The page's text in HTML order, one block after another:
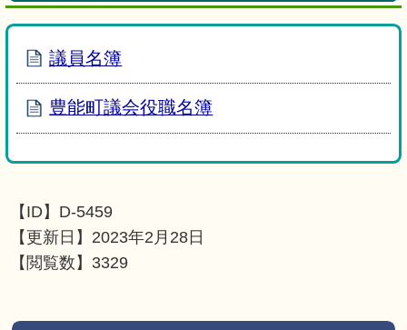
議員名簿
豊能町議会役職名簿
【ID】 D-5459
【更新日】 2023年2月28日
【閲覧数】 3329